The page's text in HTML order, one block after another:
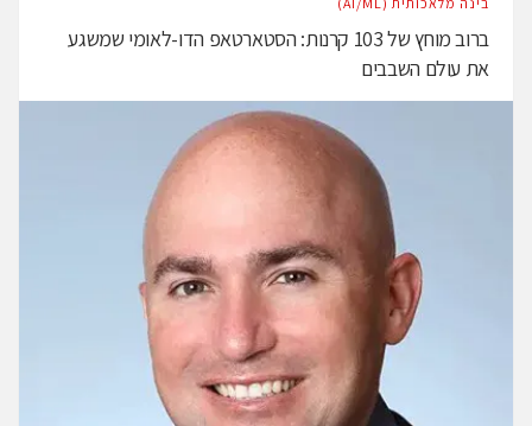
ברוב מוחץ של 103 קרנות: הסטארטאפ הדו-לאומי שמשגע
את עולם השבבים